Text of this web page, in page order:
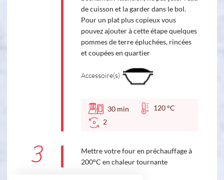
de cuisson et la garder dans le bol.
Pour un plat plus copieux vous
pouvez ajouter à cette étape quelques
pommes de terre épluchées, rincées
et coupées en quartier
Accessoire(s) :
30 min
120 °C
2
3
Mettre votre four en préchauffage à
200°C en chaleur tournante